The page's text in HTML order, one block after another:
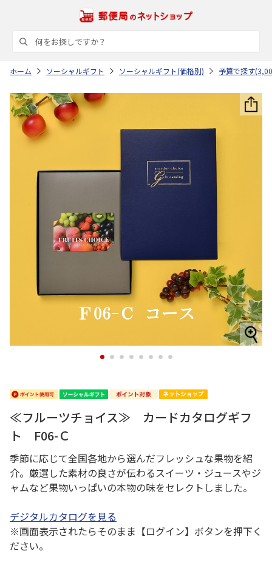
ホーム ソーシャルギフト ソーシャルギフト(価格別) 予算で探す
1 2 3 4 5 6 7 8
≪フルーツチョイス≫ カードカタログギフ
ト F06-Ｃ
季節に応じて全国各地から選んだフレッシュな果物を紹
介。厳選した素材の良さが伝わるスイーツ・ジュースやジ
ャムなど果物いっぱいの本物の味をセレクトしました。
デジタルカタログを見る
※画面表示されたらそのまま【ログイン】ボタンを押下く
ださい。